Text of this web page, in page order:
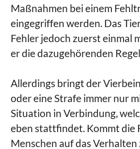
Maßnahmen bei einem
eingegriffen werden. Das
Fehler jedoch zuerst einmal
er die dazugehörenden
Allerdings bringt der
oder eine Strafe immer nur
Situation in Verbindung,
eben stattfindet. Kommt die
Menschen auf das